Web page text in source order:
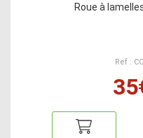
Roue à
Ref :